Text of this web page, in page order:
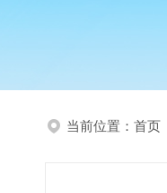
当前位置： 首页